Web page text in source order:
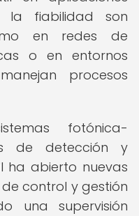
fiabilidad son
en redes de
o en entornos
procesos
fotónica-
de detección y
ha abierto nuevas
control y gestión
una supervisión